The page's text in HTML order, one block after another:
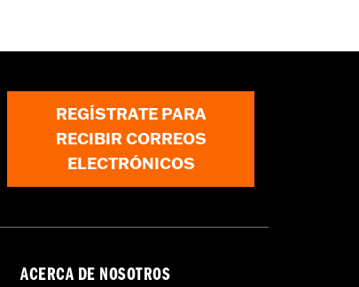
charging system can
damage. Ask your dealer for
REGÍSTRATE PARA
RECIBIR CORREOS
ELECTRÓNICOS
ACERCA DE NOSOTROS